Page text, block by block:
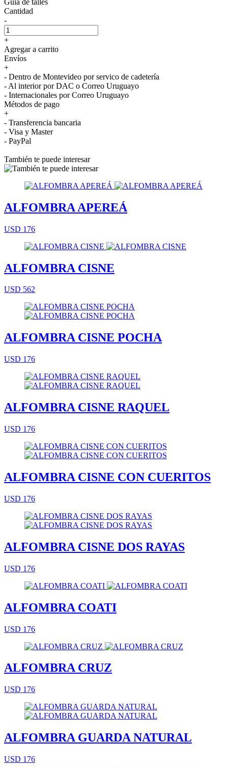
Cantidad
-
+
Agregar a carrito
Envíos
+
- Dentro de Montevideo por servico de cadetería
- Al interior por DAC o Correo Uruguayo
- Internacionales por Correo Uruguayo
Métodos de pago
+
- Transferencia bancaria
- Visa y Master
- PayPal
También te puede interesar
ALFOMBRA APEREÁ
USD 176
ALFOMBRA CISNE
USD 562
ALFOMBRA CISNE POCHA
USD 176
ALFOMBRA CISNE RAQUEL
USD 176
ALFOMBRA CISNE CON CUERITOS
USD 176
ALFOMBRA CISNE DOS RAYAS
USD 176
ALFOMBRA COATI
USD 176
ALFOMBRA CRUZ
USD 176
ALFOMBRA GUARDA NATURAL
USD 176